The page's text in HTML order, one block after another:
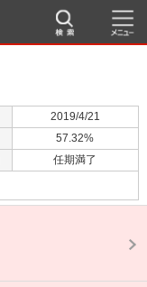
2019/4/21
57.32%
任期満了